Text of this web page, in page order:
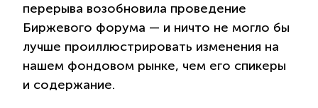
перерыва возобновила проведение
Биржевого форума — и ничто не могло бы
лучше проиллюстрировать изменения на
нашем фондовом рынке, чем его спикеры
и содержание.